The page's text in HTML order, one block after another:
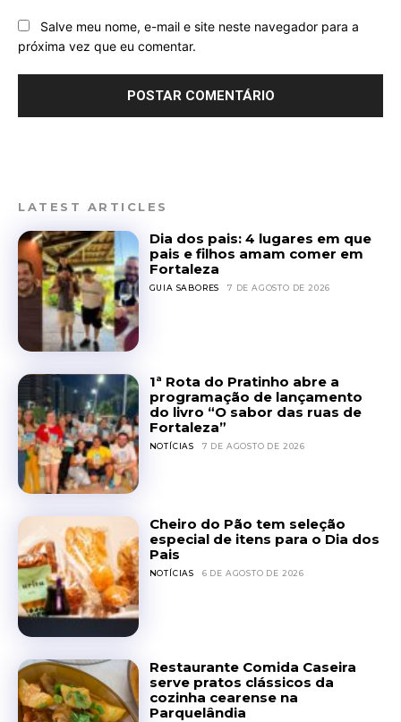
Salve meu nome, e-mail e site neste navegador para a
próxima vez que eu comentar.
LATEST ARTICLES
Dia dos pais: 4 lugares em que
pais e filhos amam comer em
Fortaleza
GUIA SABORES 7 DE AGOSTO DE 2026
1ª Rota do Pratinho abre a
programação de lançamento
do livro “O sabor das ruas de
Fortaleza”
NOTÍCIAS 7 DE AGOSTO DE 2026
Cheiro do Pão tem seleção
especial de itens para o Dia dos
Pais
NOTÍCIAS 6 DE AGOSTO DE 2026
Restaurante Comida Caseira
serve pratos clássicos da
cozinha cearense na
Parquelândia